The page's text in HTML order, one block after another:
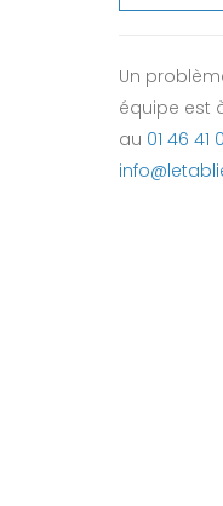
Un
équipe est
au 01 46 41